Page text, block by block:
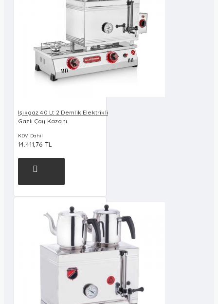
Işıkgaz 40 Lt 2 Demlik Elektrikli
Gazlı Çay Kazanı
KDV Dahil
14.411,76 TL